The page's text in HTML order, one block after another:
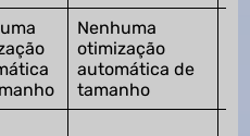
Nenhuma
otimização
automática de
tamanho